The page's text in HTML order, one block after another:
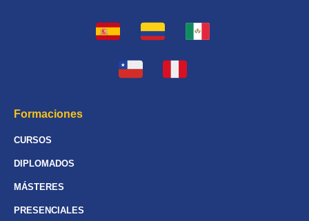
Formaciones
CURSOS
DIPLOMADOS
MÁSTERES
PRESENCIALES